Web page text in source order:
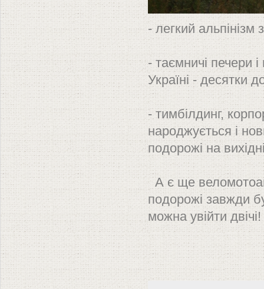
- легкий альпінізм
- таємничі печери
Україні - десятки
- тимбілдинг,
народжується і
подорожі на
А є ще
подорожі завжди
можна увійти двічі!